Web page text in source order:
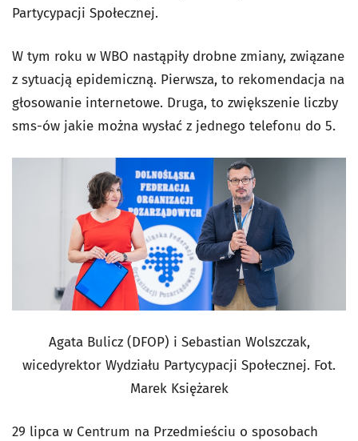
Partycypacji Społecznej.
W tym roku w WBO nastąpiły drobne zmiany, związane
z sytuacją epidemiczną. Pierwsza, to rekomendacja na
głosowanie internetowe. Druga, to zwiększenie liczby
sms-ów jakie można wysłać z jednego telefonu do 5.
Agata Bulicz (DFOP) i Sebastian Wolszczak,
wicedyrektor Wydziału Partycypacji Społecznej. Fot.
Marek Księżarek
29 lipca w Centrum na Przedmieściu o sposobach